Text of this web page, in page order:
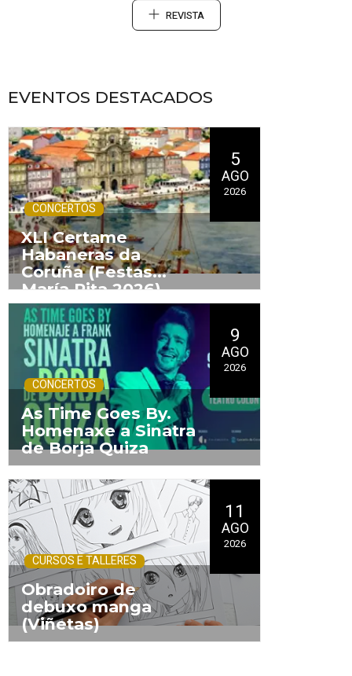
REVISTA
EVENTOS DESTACADOS
5
AGO
2026
CONCERTOS
XLI Certame
Habaneras da
Coruña (Festas
MaríaPita 2026)
9
AGO
2026
CONCERTOS
As Time Goes By.
Homenaxe a Sinatra
de Borja Quiza
11
AGO
2026
CURSOS E TALLERES
Obradoiro de
debuxo manga
(Viñetas)